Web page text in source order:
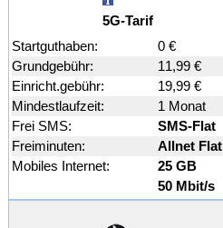
5G-Tarif
Startguthaben:
0 €
Grundgebühr:
11,99 €
Einricht.gebühr:
19,99 €
Mindestlaufzeit:
1 Monat
Frei SMS:
SMS-Flat
Freiminuten:
Allnet Flat
Mobiles Internet:
25 GB
50 Mbit/s